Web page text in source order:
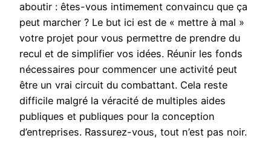
aboutir : êtes-vous intimement convaincu que ça
peut marcher ? Le but ici est de « mettre à mal »
votre projet pour vous permettre de prendre du
recul et de simplifier vos idées. Réunir les fonds
nécessaires pour commencer une activité peut
être un vrai circuit du combattant. Cela reste
difficile malgré la véracité de multiples aides
publiques et publiques pour la conception
d’entreprises. Rassurez-vous, tout n’est pas noir.